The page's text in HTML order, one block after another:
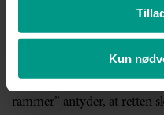
Kun
Referencen til
hvilket der dog ikke var
rammer” antyder, at retten